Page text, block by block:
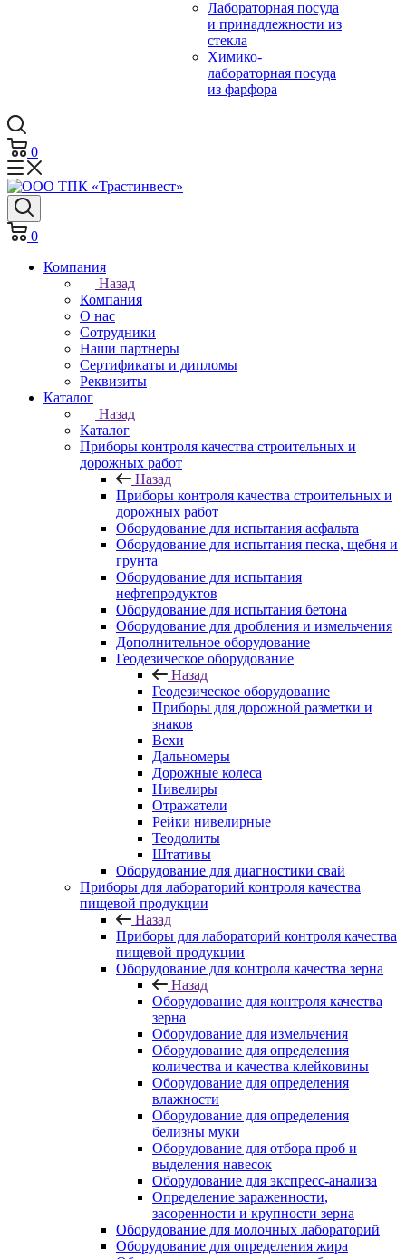
Лабораторная посуда
и принадлежности из
стекла
Химико-
лабораторная посуда
из фарфора
0
0
Компания
Назад
Компания
О нас
Сотрудники
Наши партнеры
Сертификаты и дипломы
Реквизиты
Каталог
Назад
Каталог
Приборы контроля качества строительных и
дорожных работ
Назад
Приборы контроля качества строительных и
дорожных работ
Оборудование для испытания асфальта
Оборудование для испытания песка, щебня и
грунта
Оборудование для испытания
нефтепродуктов
Оборудование для испытания бетона
Оборудование для дробления и измельчения
Дополнительное оборудование
Геодезическое оборудование
Назад
Геодезическое оборудование
Приборы для дорожной разметки и
знаков
Вехи
Дальномеры
Дорожные колеса
Нивелиры
Отражатели
Рейки нивелирные
Теодолиты
Штативы
Оборудование для диагностики свай
Приборы для лабораторий контроля качества
пищевой продукции
Назад
Приборы для лабораторий контроля качества
пищевой продукции
Оборудование для контроля качества зерна
Назад
Оборудование для контроля качества
зерна
Оборудование для измельчения
Оборудование для определения
количества и качества клейковины
Оборудование для определения
влажности
Оборудование для определения
белизны муки
Оборудование для отбора проб и
выделения навесок
Оборудование для экспресс-анализа
Определение зараженности,
засоренности и крупности зерна
Оборудование для молочных лабораторий
Оборудование для определения жира